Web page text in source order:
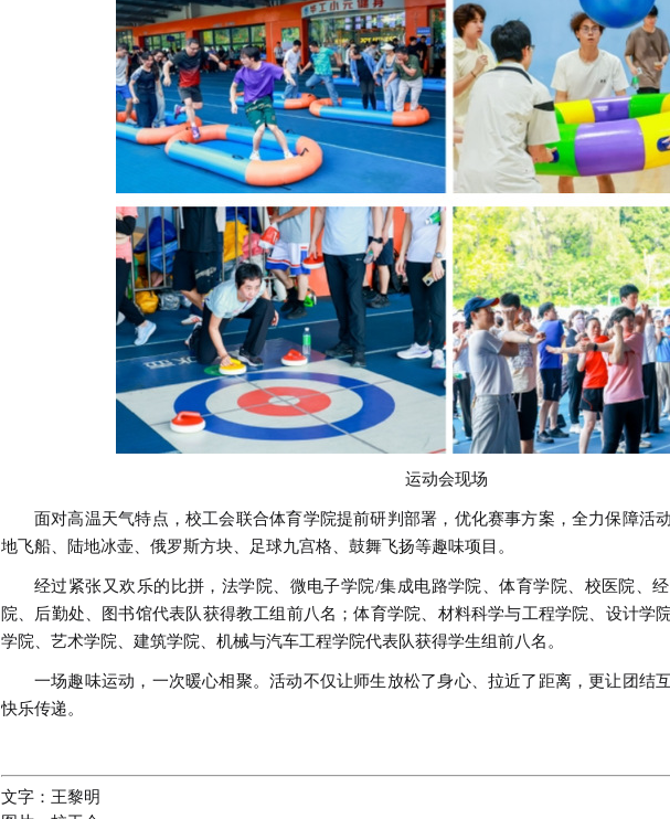
运动会现场
面对高温天气特点，校工会联合体育学院提前研判部署，优化赛事方案，全力保障活
地飞船、陆地冰壶、俄罗斯方块、足球九宫格、鼓舞飞扬等趣味项目。
经过紧张又欢乐的比拼，法学院、微电子学院/集成电路学院、体育学院、校医院、
院、后勤处、图书馆代表队获得教工组前八名；体育学院、材料科学与工程学院、设计学
学院、艺术学院、建筑学院、机械与汽车工程学院代表队获得学生组前八名。
一场趣味运动，一次暖心相聚。活动不仅让师生放松了身心、拉近了距离，更让团结
快乐传递。
文字： 王黎明